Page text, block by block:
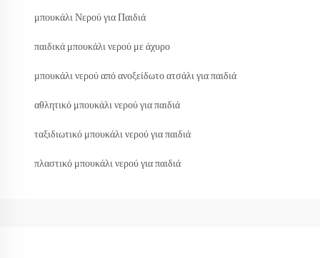
μπουκάλι Νερού για Παιδιά
παιδικά μπουκάλι νερού με άχυρο
μπουκάλι νερού από ανοξείδωτο ατσάλι για παιδιά
αθλητικό μπουκάλι νερού για παιδιά
ταξιδιωτικό μπουκάλι νερού για παιδιά
πλαστικό μπουκάλι νερού για παιδιά